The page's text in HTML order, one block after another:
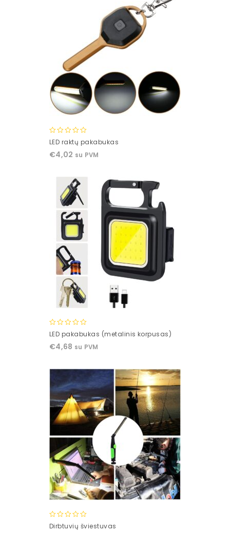
0
of
LED raktų pakabukas
€4,02 su PVM
0
of
LED pakabukas (metalinis korpusas)
€4,68 su PVM
0
Dirbtuvių šviestuvas